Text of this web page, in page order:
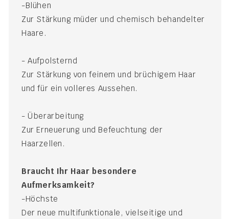
-Blühen
Zur Stärkung müder und chemisch behandelter
Haare.
- Aufpolsternd
Zur Stärkung von feinem und brüchigem Haar
und für ein volleres Aussehen.
- Überarbeitung
Zur Erneuerung und Befeuchtung der
Haarzellen.
Braucht Ihr Haar besondere
Aufmerksamkeit?
-Höchste
Der neue multifunktionale, vielseitige und